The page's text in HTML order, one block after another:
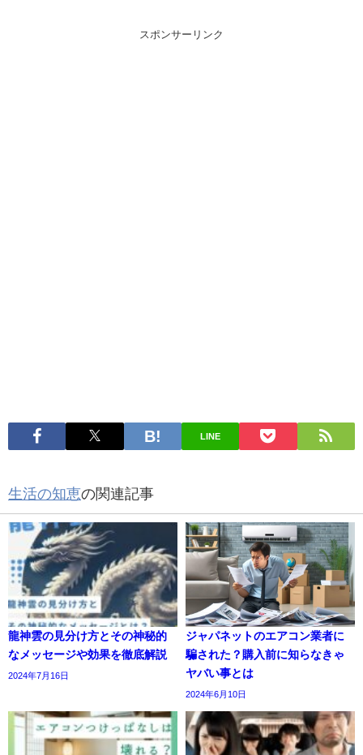
スポンサーリンク
LINE
生活の知恵の関連記事
龍神雲の見分け方とその神秘的
なメッセージや効果を徹底解説
2024年7月16日
ジャパネットのエアコン業者に
騙された？購入前に知らなきゃ
ヤバい事とは
2024年6月10日